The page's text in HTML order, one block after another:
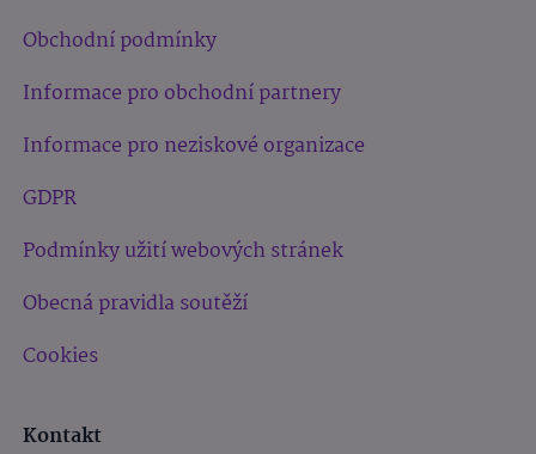
Obchodní podmínky
Informace pro obchodní partnery
Informace pro neziskové organizace
GDPR
Podmínky užití webových stránek
Obecná pravidla soutěží
Cookies
Kontakt